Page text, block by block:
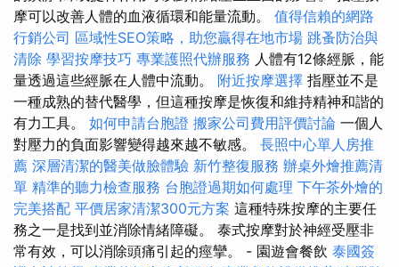
摩可以改善人體的血液循環和能量流動。 值得信賴的網路
行銷公司 區域性SEO策略，助您贏得在地市場 跳蚤防治與
清除 學習按摩技巧 專業護照代辦服務 人體有12條經脈，能
量透過這些經脈在人體中流動。 附近按摩選擇 指壓並不是
一種成熟的替代醫學，但這種按摩是恢復和維持精神和諧的
有力工具。 如何申請台胞證 搬家公司費用評價討論 一個人
對壓力的負面影響變得越來越不敏感。 長照中心單人房推
薦 深層清潔的醫美做臉體驗 新竹整復服務 辦桌外燴推薦清
單 精準的聽力檢查服務 台胞證過期如何處理 下午茶外燴的
完美搭配 平價居家清潔300元方案 這種特殊按摩的主要任
務之一是找到並消除情緒障礙。 泰式按摩對於神經受壓非
常有效，可以消除頭痛引起的痙攣。 - 園遊會餐飲 泰國簽